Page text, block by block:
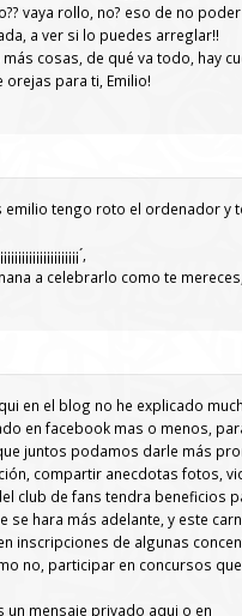
vaya rollo, no? eso de no
a ver si lo puedes arreglar!!
cosas, de qué va todo, hay
para ti, Emilio!
emilio tengo roto el ordenador y
a celebrarlo como te
en el blog no he explicado
en facebook mas o menos,
juntos podamos darle más
compartir anecdotas fotos,
club de fans tendra beneficios
se hara más adelante, y este
inscripciones de algunas
no, participar en concursos
mensaje privado aqui o en